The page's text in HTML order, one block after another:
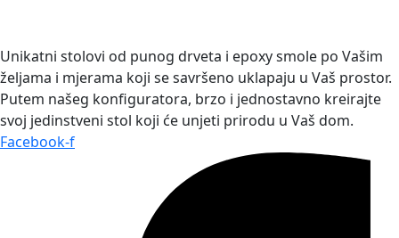
Unikatni stolovi od punog drveta i epoxy smole po Vašim
željama i mjerama koji se savršeno uklapaju u Vaš prostor.
Putem našeg konfiguratora, brzo i jednostavno kreirajte
svoj jedinstveni stol koji će unjeti prirodu u Vaš dom.
Facebook-f